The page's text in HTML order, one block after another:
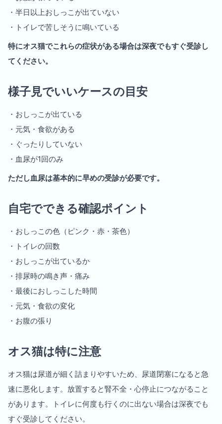
・半日以上おしっこが出ていない
・トイレで苦しそうに鳴いている
特にオス猫でこれらの症状がある場合は深夜でもすぐ受診し
てください。
様子見でいいケースの目安
・おしっこが出ている
・元気・食欲がある
・ぐったりしていない
・血尿が1回のみ
ただし血尿は基本的に早めの受診が必要です。
自宅でできる確認ポイント
・おしっこの色（ピンク・赤・茶色）
・トイレの回数
・おしっこが出ているか
・排尿時の鳴き声・痛み
・最後におしっこした時間
・元気・食欲の変化
・お腹の張り
オス猫は特に注意
オス猫は尿道が細く詰まりやすいため、尿道閉塞になると急
速に悪化します。放置すると腎不全・心停止につながること
があります。トイレに何度も行くのに出ない場合は深夜でも
すぐ受診してください。